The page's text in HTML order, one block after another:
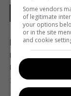
НОВОСТИ
В
крупнейший
21:32 пятница, 07
Some vendors
of legitimate
your options
or in the site
and cookie